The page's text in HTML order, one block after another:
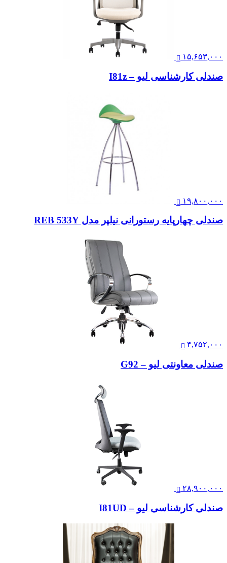
۱۵,۶۵۳,۰۰۰
صندلی کارشناسی لیو – I81z
۱۹,۸۰۰,۰۰۰
صندلی چهارپایه رستورانی نیلپر مدل REB 533Y
۴,۷۵۲,۰۰۰
صندلی معاونتی لیو – G92
۲۸,۹۰۰,۰۰۰
صندلی کارشناسی لیو – I81UD